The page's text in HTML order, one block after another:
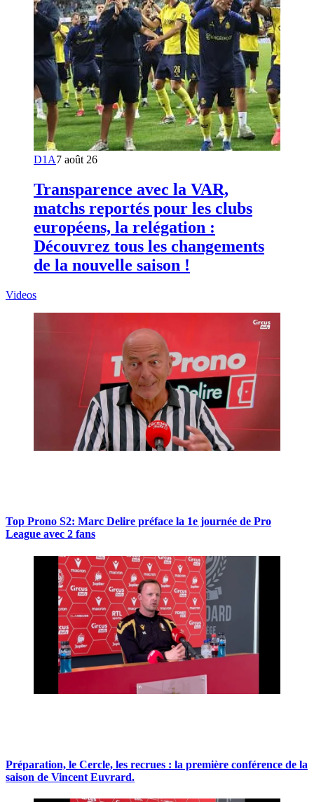
D1A7 août 26
Transparence avec la VAR,
matchs reportés pour les clubs
européens, la relégation :
Découvrez tous les changements
de la nouvelle saison !
Videos
Top Prono S2: Marc Delire préface la 1e journée de Pro
League avec 2 fans
Préparation, le Cercle, les recrues : la première conférence de la
saison de Vincent Euvrard.